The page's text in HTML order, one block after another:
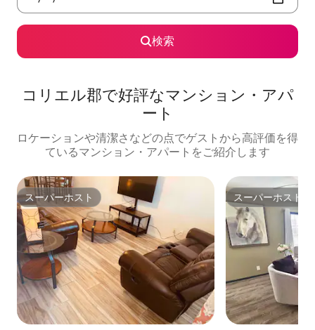
検索
コリエル郡で好評なマンション・アパ
ート
ロケーションや清潔さなどの点でゲストから高評価を得
ているマンション・アパートをご紹介します
スーパーホスト
スーパーホスト スーパーホスト
スーパーホスト